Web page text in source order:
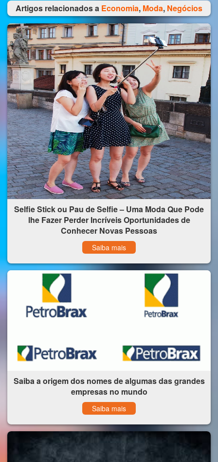
Artigos relacionados a Economia, Moda, Negócios
Selfie Stick ou Pau de Selfie – Uma Moda Que Pode
lhe Fazer Perder Incríveis Oportunidades de
Conhecer Novas Pessoas
Saiba mais
Saiba a origem dos nomes de algumas das grandes
empresas no mundo
Saiba mais